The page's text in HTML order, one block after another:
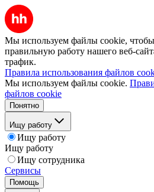
Мы используем файлы cookie, чтобы
правильную работу нашего веб-
трафик.
Правила использования файлов
Мы используем файлы cookie.
файлов cookie
Понятно
Ищу работу
Ищу работу
Ищу работу
Ищу сотрудника
Сервисы
Помощь